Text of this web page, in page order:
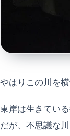
やはりこの川を
東岸は生きてい
だが、不思議な